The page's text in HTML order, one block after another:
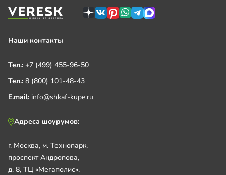
Наши контакты
Тел.: +7 (499) 455-96-50
Тел.: 8 (800) 101-48-43
E.mail: info@shkaf-kupe.ru
Адреса шоурумов:
г. Москва, м. Технопарк,
проспект Андропова,
д. 8, ТЦ «Мегаполис»,